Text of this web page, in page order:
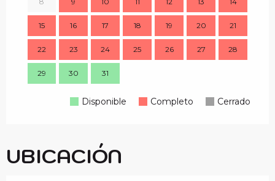
15 16 17 18 19 20 21
22 23 24 25 26 27 28
29 30 31
Disponible Completo Cerrado
UBICACIÓN